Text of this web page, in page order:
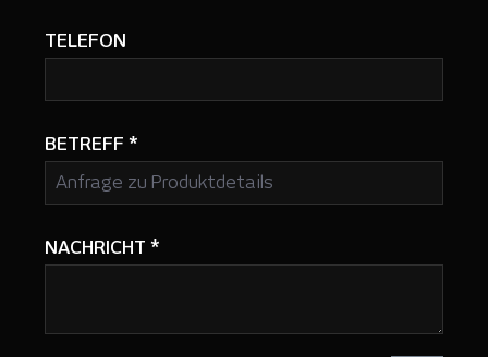
TELEFON
BETREFF *
NACHRICHT *